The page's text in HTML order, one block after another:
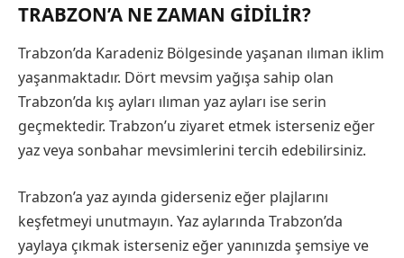
TRABZON’A NE ZAMAN GIDILIR?
Trabzon’da Karadeniz Bölgesinde yaşanan ılıman iklim
yaşanmaktadır. Dört mevsim yağışa sahip olan
Trabzon’da kış ayları ılıman yaz ayları ise serin
geçmektedir. Trabzon’u ziyaret etmek isterseniz eğer
yaz veya sonbahar mevsimlerini tercih edebilirsiniz.
Trabzon’a yaz ayında giderseniz eğer plajlarını
keşfetmeyi unutmayın. Yaz aylarında Trabzon’da
yaylaya çıkmak isterseniz eğer yanınızda şemsiye ve